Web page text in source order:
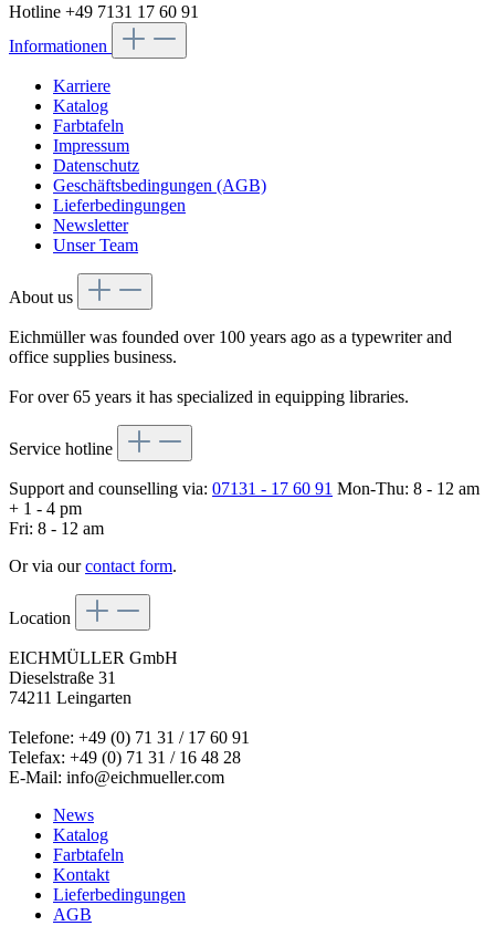
Hotline +49 7131 17 60 91
Informationen
Karriere
Katalog
Farbtafeln
Impressum
Datenschutz
Geschäftsbedingungen (AGB)
Lieferbedingungen
Newsletter
Unser Team
About us
Eichmüller was founded over 100 years ago as a typewriter and
office supplies business.
For over 65 years it has specialized in equipping libraries.
Service hotline
Support and counselling via: 07131 - 17 60 91 Mon-Thu: 8 - 12 am
+ 1 - 4 pm
Fri: 8 - 12 am
Or via ourcontact form.
Location
EICHMÜLLER GmbH
Dieselstraße 31
74211 Leingarten
Telefone: +49 (0) 71 31 / 17 60 91
Telefax: +49 (0) 71 31 / 16 48 28
E-Mail: info@eichmueller.com
News
Katalog
Farbtafeln
Kontakt
Lieferbedingungen
AGB